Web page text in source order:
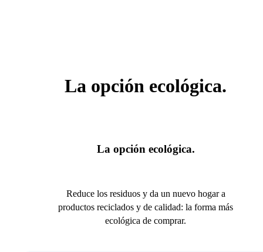
La opción ecológica.
La opción ecológica.
Reduce los residuos y da un nuevo hogar a
productos reciclados y de calidad: la forma más
ecológica de comprar.